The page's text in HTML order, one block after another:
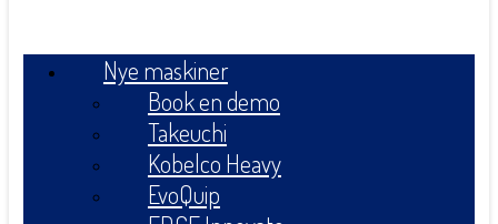
Nye maskiner
Book en demo
Takeuchi
Kobelco Heavy
EvoQuip